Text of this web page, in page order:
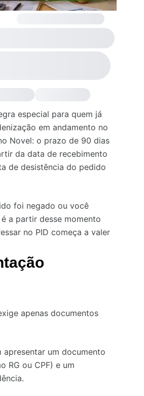
especial para quem já
em andamento no
Novel: o prazo de 90 dias
da data de recebimento
de desistência do pedido
foi negado ou você
a partir desse momento
no PID começa a valer
apenas documentos
apresentar um documento
RG ou CPF) e um